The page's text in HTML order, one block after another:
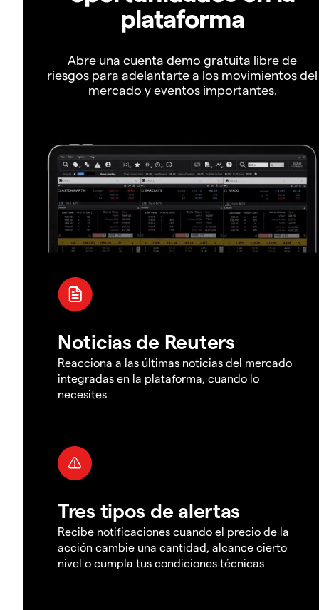
plataforma
Abre una cuenta demo gratuita libre de
riesgos para adelantarte a los movimientos del
mercado y eventos importantes.
Noticias de Reuters
Reacciona a las últimas noticias del mercado
integradas en la plataforma, cuando lo
necesites
Tres tipos de alertas
Recibe notificaciones cuando el precio de la
acción cambie una cantidad, alcance cierto
nivel o cumpla tus condiciones técnicas